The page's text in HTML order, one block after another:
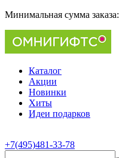
Минимальная сумма заказа:
Каталог
Акции
Новинки
Хиты
Идеи подарков
+7(495)481-33-78